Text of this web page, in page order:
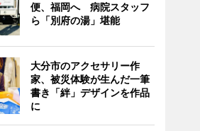
便、福岡へ 病院スタッフ
ら「別府の湯」堪能
大分市のアクセサリー作
家、被災体験が生んだ一筆
書き「絆」デザインを作品
に